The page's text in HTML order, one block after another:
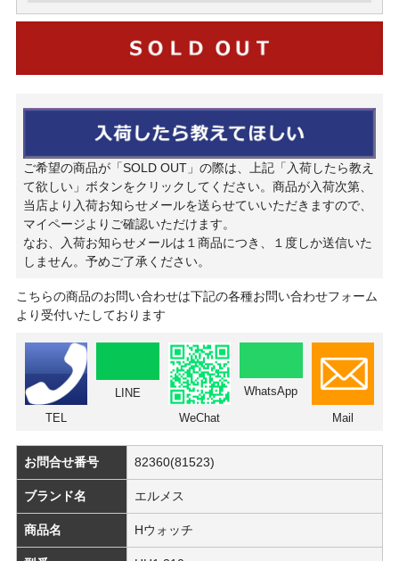
ご希望の商品が「SOLD OUT」の際は、上記「入荷したら教え
て欲しい」ボタンをクリックしてください。商品が入荷次第、
当店より入荷お知らせメールを送らせていいただきますので、
マイページよりご確認いただけます。
なお、入荷お知らせメールは１商品につき、１度しか送信いた
しません。予めご了承ください。
こちらの商品のお問い合わせは下記の各種お問い合わせフォーム
より受付いたしております
TEL
LINE
WeChat
WhatsApp
Mail
お問合せ番号 82360(81523)
ブランド名 エルメス
商品名 Hウォッチ